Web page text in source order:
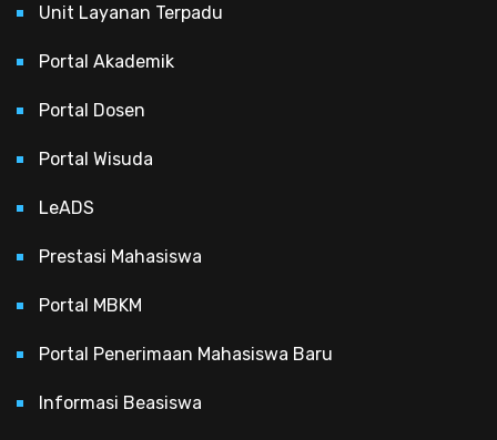
Unit Layanan Terpadu
Portal Akademik
Portal Dosen
Portal Wisuda
LeADS
Prestasi Mahasiswa
Portal MBKM
Portal Penerimaan Mahasiswa Baru
Informasi Beasiswa